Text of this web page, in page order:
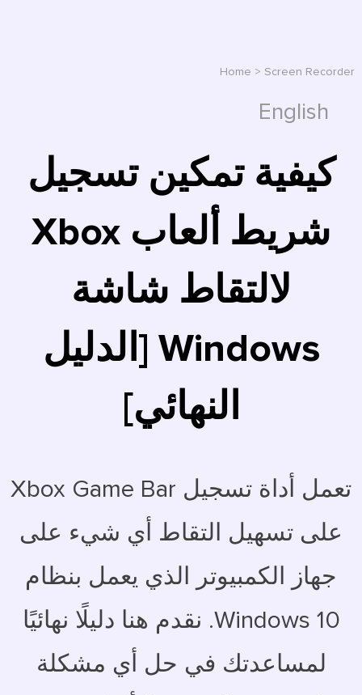
Home > Screen Recorder
English
كيفية تمكين تسجيل
شريط ألعاب Xbox
لالتقاط شاشة
Windows [الدليل
النهائي]
تعمل أداة تسجيل Xbox Game Bar
على تسهيل التقاط أي شيء على
جهاز الكمبيوتر الذي يعمل بنظام
Windows 10. نقدم هنا دليلًا نهائيًا
لمساعدتك في حل أي مشكلة